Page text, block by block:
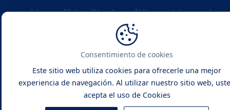
Noticias y análisis político de República Dominicana y el
mundo. Infórmate con rigor, actualidad y las claves de la
política global.
Qué Política - Noticias y Análisis
Consentimiento de cookies
Este sitio web utiliza cookies para ofrecerle una mejor
experiencia de navegación. Al utilizar nuestro sitio web,
acepta el uso de Cookies